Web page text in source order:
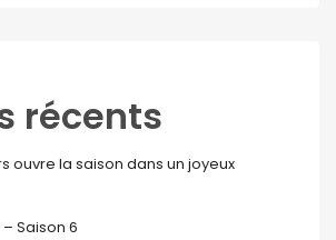
récents
ouvre la saison dans un joyeux
Saison 6